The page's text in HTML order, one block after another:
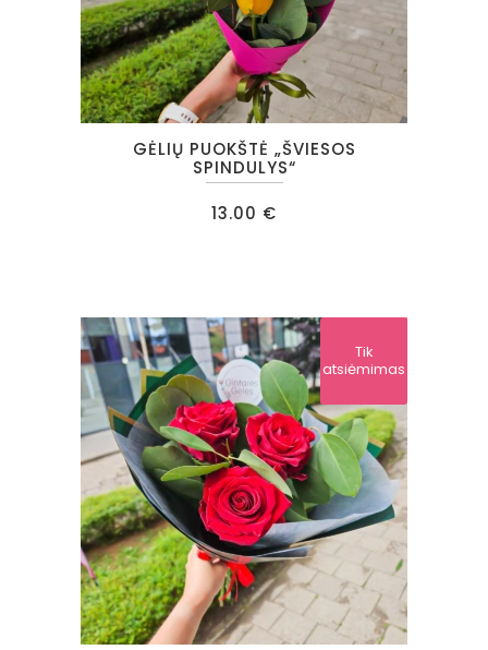
GĖLIŲ PUOKŠTĖ „ŠVIESOS
SPINDULYS“
13.00 €
Tik
atsiėmimas